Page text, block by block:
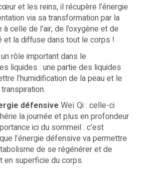
et les reins, il récupère l’énergie
via sa transformation par la
celle de l’air, de l’oxygène et de
et la diffuse dans tout le corps !
rôle important dans le
liquides : une partie des liquides
l’humidification de la peau et le
défensive Weï Qi : celle-ci
la journée et plus en profondeur
ici du sommeil : c’est
l’énergie défensive va permettre
de se régénérer et de
en superficie du corps.